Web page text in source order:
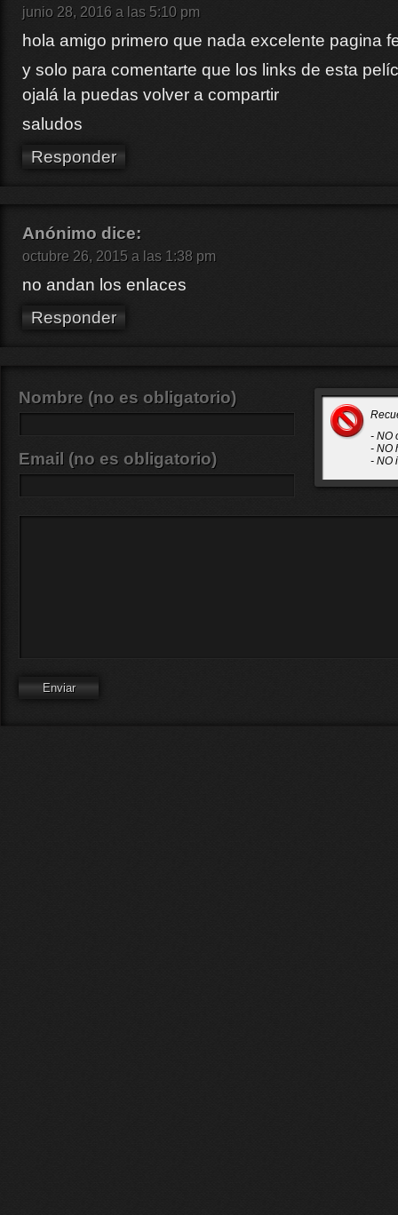
junio 28, 2016 a las 5:10 pm
hola amigo primero que nada excelente pagina
y solo para comentarte que los links de esta
ojalá la puedas volver a compartir
saludos
Responder
Anónimo dice:
octubre 26, 2015 a las 1:38 pm
no andan los enlaces
Responder
- NO
- NO
- NO
Nombre (no es obligatorio)
Email (no es obligatorio)